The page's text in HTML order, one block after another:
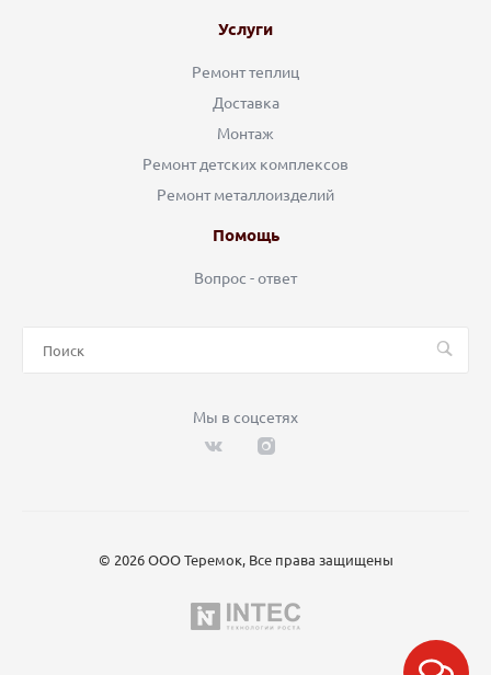
Услуги
Ремонт теплиц
Доставка
Монтаж
Ремонт детских комплексов
Ремонт металлоизделий
Помощь
Вопрос - ответ
Мы в соцсетях
© 2026 ООО Теремок, Все права защищены